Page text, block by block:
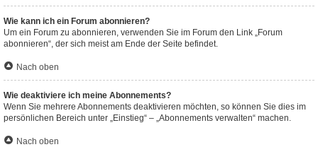
Wie kann ich ein Forum abonnieren?
Um ein Forum zu abonnieren, verwenden Sie im Forum den Link „Forum
abonnieren“, der sich meist am Ende der Seite befindet.
Nach oben
Wie deaktiviere ich meine Abonnements?
Wenn Sie mehrere Abonnements deaktivieren möchten, so können Sie dies im
persönlichen Bereich unter „Einstieg“ – „Abonnements verwalten“ machen.
Nach oben